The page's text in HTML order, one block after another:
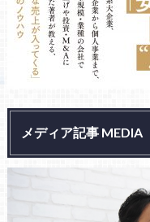
メディア記事 MEDIA